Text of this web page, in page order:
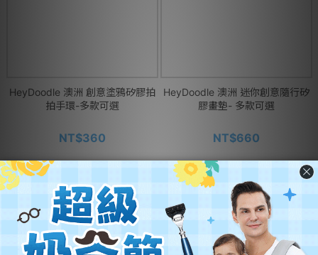
HeyDoodle 澳洲 創意塗鴉矽膠拍
拍手環-多款可選
NT$360
HeyDoodle 澳洲 迷你創意隨行矽
膠畫墊- 多款可選
NT$660